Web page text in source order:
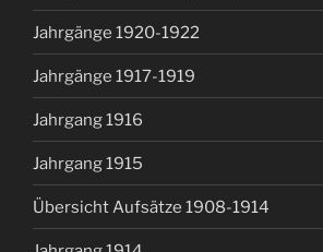
Jahrgänge 1920-1922
Jahrgänge 1917-1919
Jahrgang 1916
Jahrgang 1915
Übersicht Aufsätze 1908-1914